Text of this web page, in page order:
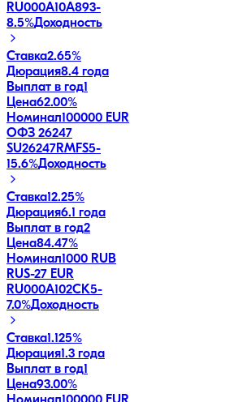
RU000A10A893-
8.5%Доходность
Ставка2.65%
Дюрация8.4 года
Выплат в год1
Цена62.00%
Номинал100000 EUR
ОФЗ 26247
SU26247RMFS5-
15.6%Доходность
Ставка12.25%
Дюрация6.1 года
Выплат в год2
Цена84.47%
Номинал1000 RUB
RUS-27 EUR
RU000A102CK5-
7.0%Доходность
Ставка1.125%
Дюрация1.3 года
Выплат в год1
Цена93.00%